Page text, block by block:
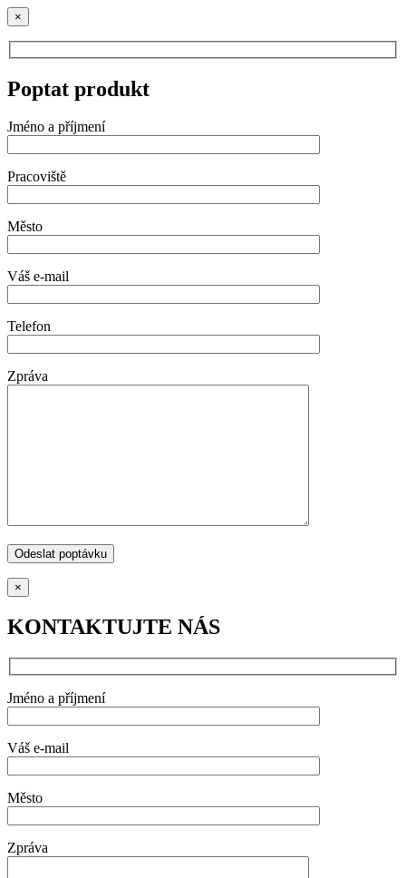
×
Poptat produkt
Jméno a příjmení
Pracoviště
Město
Váš e-mail
Telefon
Zpráva
×
KONTAKTUJTE NÁS
Jméno a příjmení
Váš e-mail
Město
Zpráva